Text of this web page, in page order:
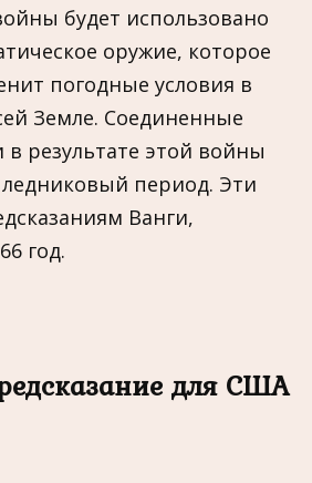
будет использовано
оружие, которое
погодные условия в
Земле. Соединенные
результате этой войны
период. Эти
Ванги,
год.
для США